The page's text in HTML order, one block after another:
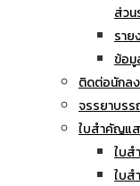
ส่วน
รา
ข้อมู
ติดต่อนักล
จรรยาบร
ใบสำคัญแ
ใบส
ใบ